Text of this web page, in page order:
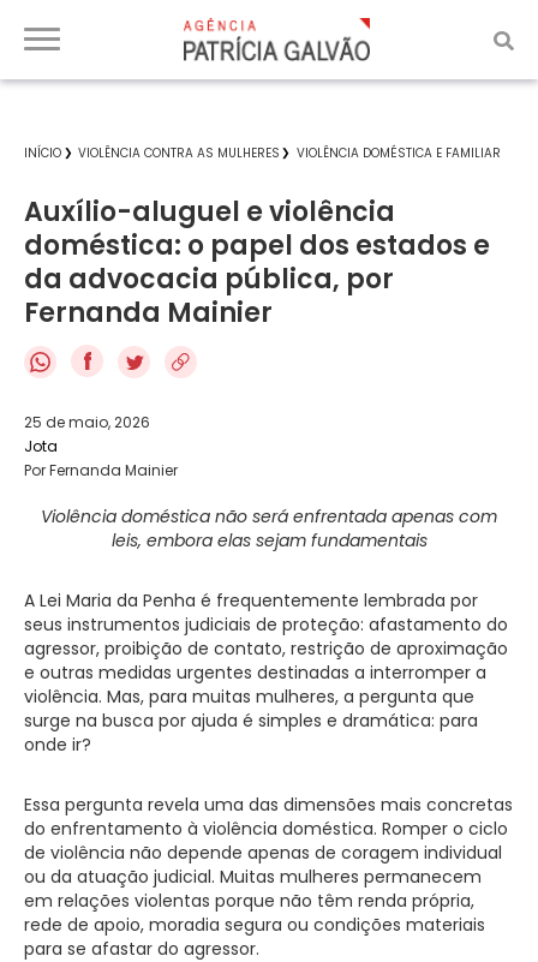
INÍCIO VIOLÊNCIA CONTRA AS MULHERES VIOLÊNCIA DOMÉSTICA E FAMILIAR
Auxílio-aluguel e violência
doméstica: o papel dos estados e
da advocacia pública, por
Fernanda Mainier
f
25 de maio, 2026
Jota
Por Fernanda Mainier
Violência doméstica não será enfrentada apenas com
leis, embora elas sejam fundamentais
A Lei Maria da Penha é frequentemente lembrada por
seus instrumentos judiciais de proteção: afastamento do
agressor, proibição de contato, restrição de aproximação
e outras medidas urgentes destinadas a interromper a
violência. Mas, para muitas mulheres, a pergunta que
surge na busca por ajuda é simples e dramática: para
onde ir?
Essa pergunta revela uma das dimensões mais concretas
do enfrentamento à violência doméstica. Romper o ciclo
de violência não depende apenas de coragem individual
ou da atuação judicial. Muitas mulheres permanecem
em relações violentas porque não têm renda própria,
rede de apoio, moradia segura ou condições materiais
para se afastar do agressor.